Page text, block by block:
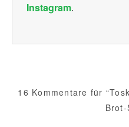
Instagram.
16 Kommentare für
Brot-